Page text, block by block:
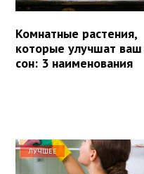
Комнатные растения,
которые улучшат ваш
сон: 3 наименования
ЛУЧШЕЕ